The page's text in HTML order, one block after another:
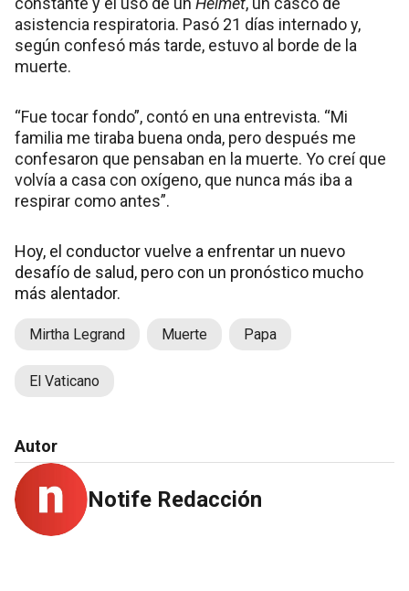
asistencia respiratoria. Pasó 21 días internado y,
según confesó más tarde, estuvo al borde de la
muerte.
“Fue tocar fondo”, contó en una entrevista. “Mi
familia me tiraba buena onda, pero después me
confesaron que pensaban en la muerte. Yo creí que
volvía a casa con oxígeno, que nunca más iba a
respirar como antes”.
Hoy, el conductor vuelve a enfrentar un nuevo
desafío de salud, pero con un pronóstico mucho
más alentador.
Mirtha Legrand Muerte Papa
El Vaticano
Autor
Notife Redacción